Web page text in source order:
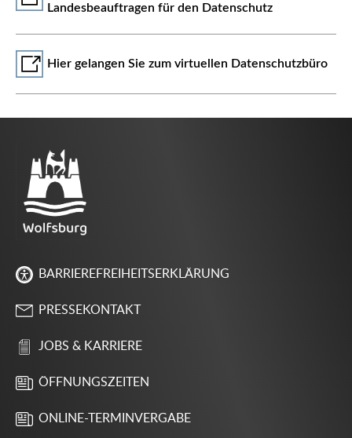
Landesbeauftragen für den Datenschutz
Hier gelangen Sie zum virtuellen Datenschutzbüro
BARRIEREFREIHEITSERKLÄRUNG
PRESSEKONTAKT
JOBS & KARRIERE
ÖFFNUNGSZEITEN
ONLINE-TERMINVERGABE